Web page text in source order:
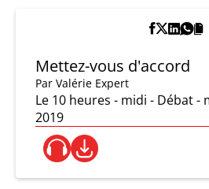
Mettez-vous d'accord
Par Valérie Expert
Le 10 heures - midi - Débat
2019